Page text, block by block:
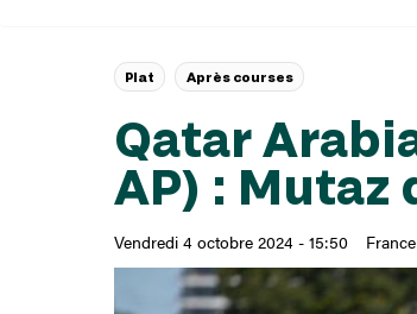
Qatar
AP) : Mutaz
Vendredi 4 octobre 2024 - 15:50
Plat Après courses